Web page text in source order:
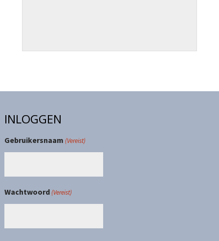
INLOGGEN
Gebruikersnaam (Vereist)
Wachtwoord (Vereist)